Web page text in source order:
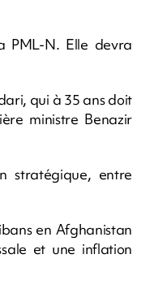
PML-N. Elle devra
qui à 35 ans doit
ministre Benazir
stratégique, entre
en Afghanistan
et une inflation